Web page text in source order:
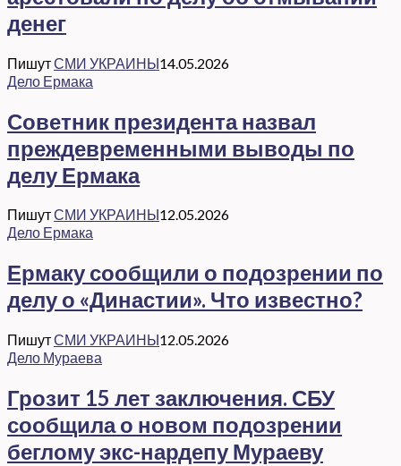
денег
ПишутСМИ УКРАИНЫ14.05.2026
Дело Ермака
Советник президента назвал
преждевременными выводы по
делу Ермака
ПишутСМИ УКРАИНЫ12.05.2026
Дело Ермака
Ермаку сообщили о подозрении по
делу о «Династии». Что известно?
ПишутСМИ УКРАИНЫ12.05.2026
Дело Мураева
Грозит 15 лет заключения. СБУ
сообщила о новом подозрении
беглому экс-нардепу Мураеву